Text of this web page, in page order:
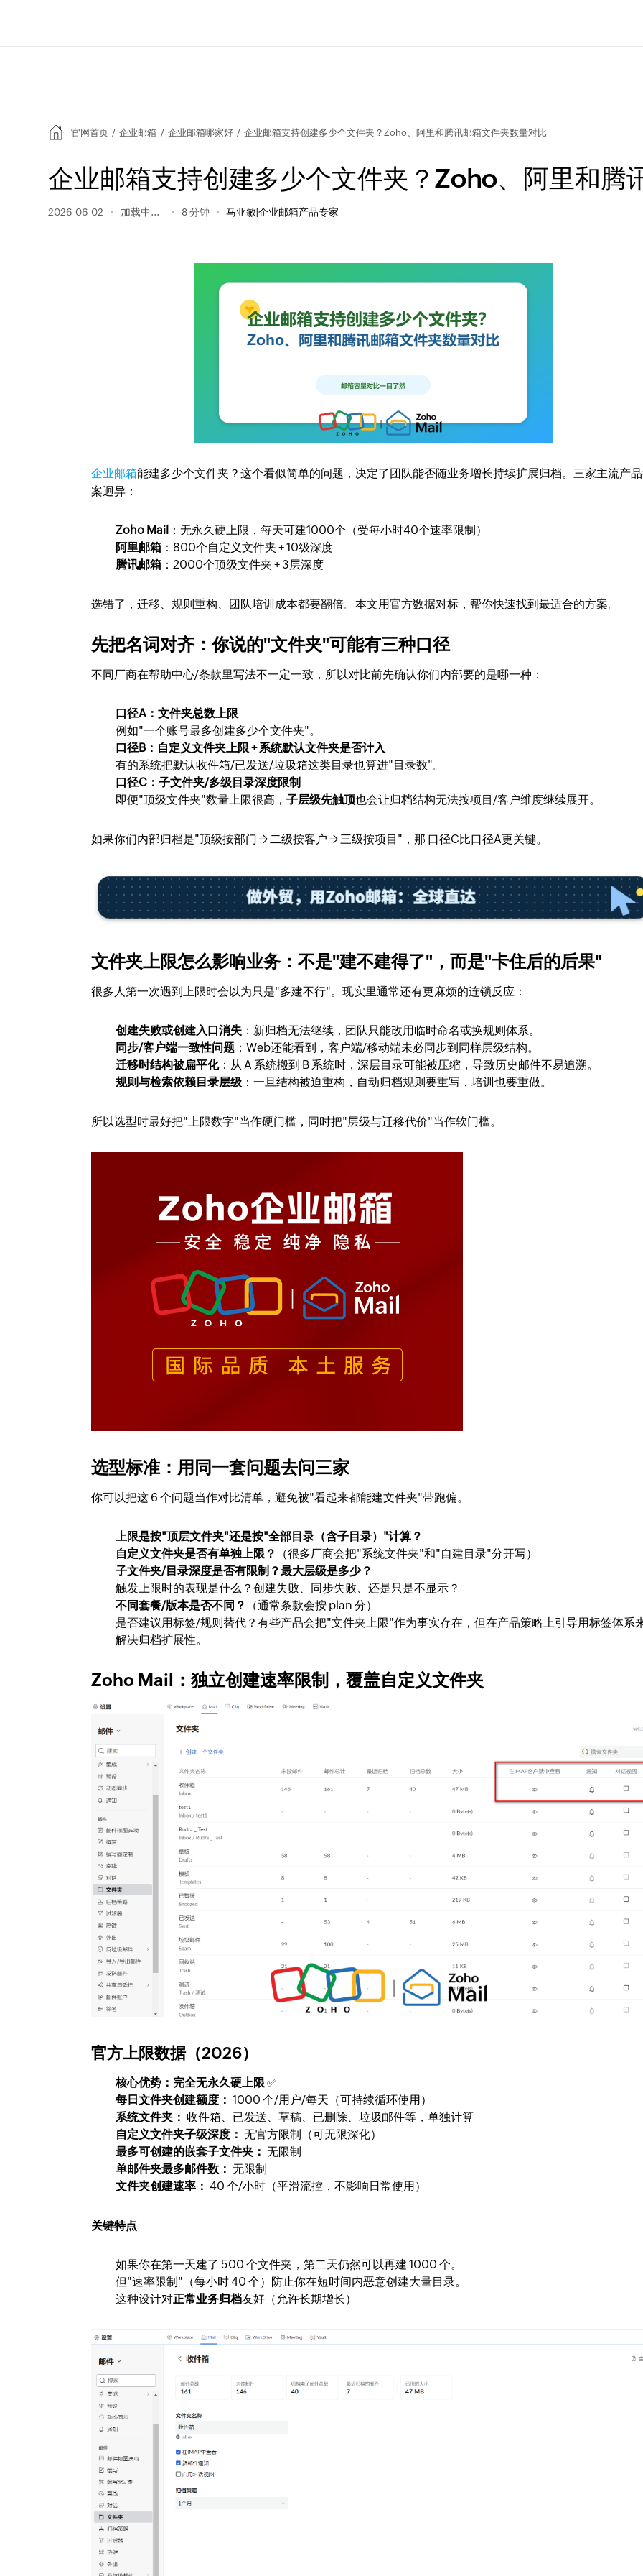
官网首页 / 企业邮箱 / 企业邮箱哪家好 / 企业邮箱支持创建多少个文件夹？Zoho、阿里和腾讯邮箱文件夹数量对比
企业邮箱支持创建多少个文件夹？Zoho、阿里和腾
2026-06-02 42 阅读量 8 分钟 马亚敏|企业邮箱产品专家
企业邮箱能建多少个文件夹？这个看似简单的问题，决定了团队能否随业务增长持续扩展归档。三家主流产
案迥异：
Zoho Mail ：无永久硬上限，每天可建1000个（受每小时40个速率限制）
阿里邮箱 ：800个自定义文件夹 + 10级深度
腾讯邮箱 ：2000个顶级文件夹 + 3层深度
选错了，迁移、规则重构、团队培训成本都要翻倍。本文用官方数据对标，帮你快速找到最适合的方案。
先把名词对齐：你说的"文件夹"可能有三种口径
不同厂商在帮助中心/条款里写法不一定一致，所以对比前先确认你们内部要的是哪一种：
口径A：文件夹总数上限
例如"一个账号最多创建多少个文件夹"。
口径B：自定义文件夹上限 + 系统默认文件夹是否计入
有的系统把默认收件箱/已发送/垃圾箱这类目录也算进"目录数"。
口径C：子文件夹/多级目录深度限制
即便"顶级文件夹"数量上限很高，子层级先触顶也会让归档结构无法按项目/客户维度继续展开。
如果你们内部归档是"顶级按部门 → 二级按客户 → 三级按项目"，那 口径C比口径A更关键。
文件夹上限怎么影响业务：不是"建不建得了"，而是"卡住后的后果"
很多人第一次遇到上限时会以为只是"多建不行"。现实里通常还有更麻烦的连锁反应：
创建失败或创建入口消失 ：新归档无法继续，团队只能改用临时命名或换规则体系。
同步/客户端一致性问题 ：Web还能看到，客户端/移动端未必同步到同样层级结构。
迁移时结构被扁平化：从 A 系统搬到 B 系统时，深层目录可能被压缩，导致历史邮件不易追溯。
规则与检索依赖目录层级 ：一旦结构被迫重构，自动归档规则要重写，培训也要重做。
所以选型时最好把"上限数字"当作硬门槛，同时把"层级与迁移代价"当作软门槛。
选型标准：用同一套问题去问三家
你可以把这 6 个问题当作对比清单，避免被"看起来都能建文件夹"带跑偏。
上限是按"顶层文件夹"还是按"全部目录（含子目录）"计算？
自定义文件夹是否有单独上限？
（很多厂商会把"系统文件夹"和"自建目录"分开写）
子文件夹/目录深度是否有限制？最大层级是多少？
触发上限时的表现是什么？创建失败、同步失败、还是只是不显示？
不同套餐/版本是否不同？
（通常条款会按 plan 分）
是否建议用标签/规则替代？有些产品会把"文件夹上限"作为事实存在，但在产品策略上引导用标签体系
解决归档扩展性。
Zoho Mail：独立创建速率限制，覆盖自定义文件夹
官方上限数据（2026）
核心优势：完全无永久硬上限✅
每日文件夹创建额度： 1000 个/用户/每天（可持续循环使用）
系统文件夹： 收件箱、已发送、草稿、已删除、垃圾邮件等，单独计算
自定义文件夹子级深度： 无官方限制（可无限深化）
最多可创建的嵌套子文件夹： 无限制
单邮件夹最多邮件数： 无限制
文件夹创建速率： 40 个/小时（平滑流控，不影响日常使用）
关键特点
如果你在第一天建了 500 个文件夹，第二天仍然可以再建 1000 个。
但"速率限制"（每小时 40 个）防止你在短时间内恶意创建大量目录。
这种设计对正常业务归档友好（允许长期增长）